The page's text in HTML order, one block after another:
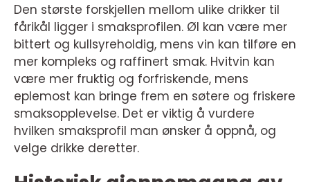
Den største forskjellen mellom ulike drikker til
fårikål ligger i smaksprofilen. Øl kan være mer
bittert og kullsyreholdig, mens vin kan tilføre en
mer kompleks og raffinert smak. Hvitvin kan
være mer fruktig og forfriskende, mens
eplemost kan bringe frem en søtere og friskere
smaksopplevelse. Det er viktig å vurdere
hvilken smaksprofil man ønsker å oppnå, og
velge drikke deretter.